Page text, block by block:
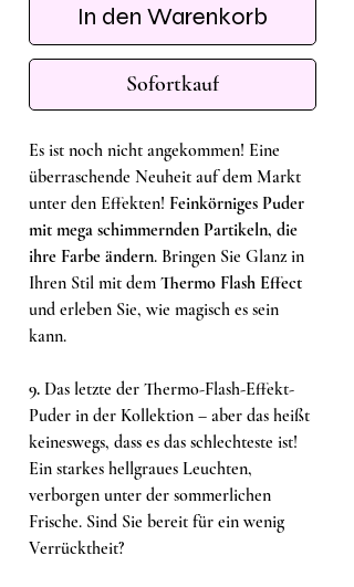
In den Warenkorb
Sofortkauf
Es ist noch nicht angekommen! Eine
überraschende Neuheit auf dem Markt
unter den Effekten! Feinkörniges Puder
mit mega schimmernden Partikeln, die
ihre Farbe ändern. Bringen Sie Glanz in
Ihren Stil mit dem Thermo Flash Effect
und erleben Sie, wie magisch es sein
kann.
9. Das letzte der Thermo-Flash-Effekt-
Puder in der Kollektion – aber das heißt
keineswegs, dass es das schlechteste ist!
Ein starkes hellgraues Leuchten,
verborgen unter der sommerlichen
Frische. Sind Sie bereit für ein wenig
Verrücktheit?